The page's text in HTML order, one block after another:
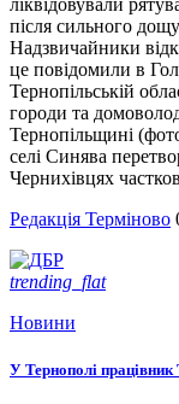
після сильного
Надзвичайники
це повідомили в
Тернопільській
городи та
Тернопільщині
селі Синява
Чернихівцях
Редакція Терміново
trending_flat
Новини
У Тернополі працівник